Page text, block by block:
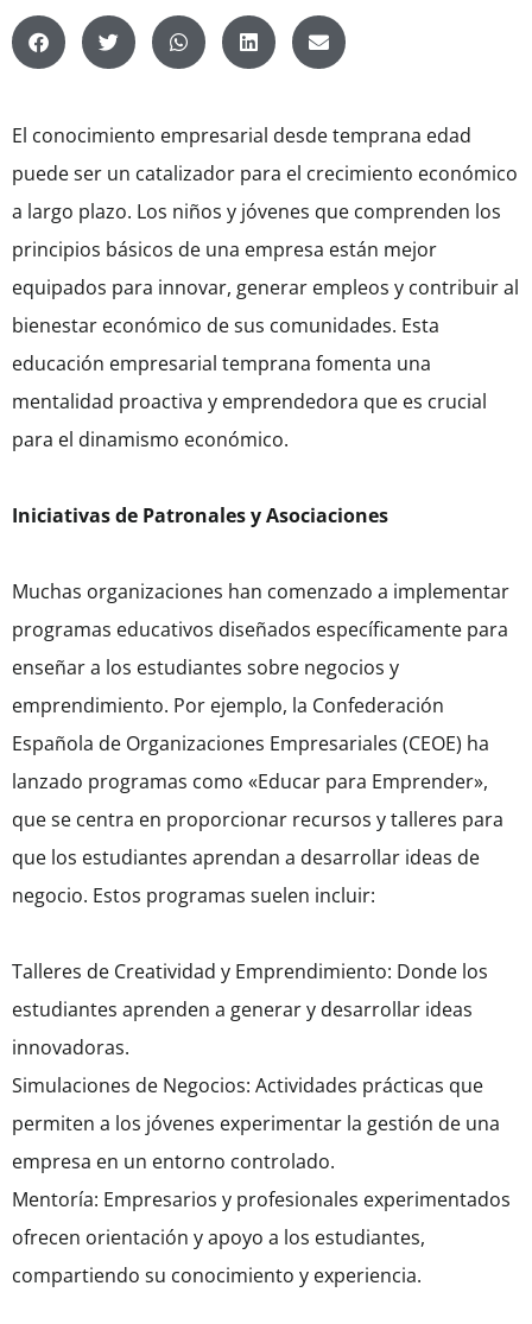
El conocimiento empresarial desde temprana edad
puede ser un catalizador para el crecimiento económico
a largo plazo. Los niños y jóvenes que comprenden los
principios básicos de una empresa están mejor
equipados para innovar, generar empleos y contribuir al
bienestar económico de sus comunidades. Esta
educación empresarial temprana fomenta una
mentalidad proactiva y emprendedora que es crucial
para el dinamismo económico.
Iniciativas de Patronales y Asociaciones
Muchas organizaciones han comenzado a implementar
programas educativos diseñados específicamente para
enseñar a los estudiantes sobre negocios y
emprendimiento. Por ejemplo, la Confederación
Española de Organizaciones Empresariales (CEOE) ha
lanzado programas como «Educar para Emprender»,
que se centra en proporcionar recursos y talleres para
que los estudiantes aprendan a desarrollar ideas de
negocio. Estos programas suelen incluir:
Talleres de Creatividad y Emprendimiento: Donde los
estudiantes aprenden a generar y desarrollar ideas
innovadoras.
Simulaciones de Negocios: Actividades prácticas que
permiten a los jóvenes experimentar la gestión de una
empresa en un entorno controlado.
Mentoría: Empresarios y profesionales experimentados
ofrecen orientación y apoyo a los estudiantes,
compartiendo su conocimiento y experiencia.